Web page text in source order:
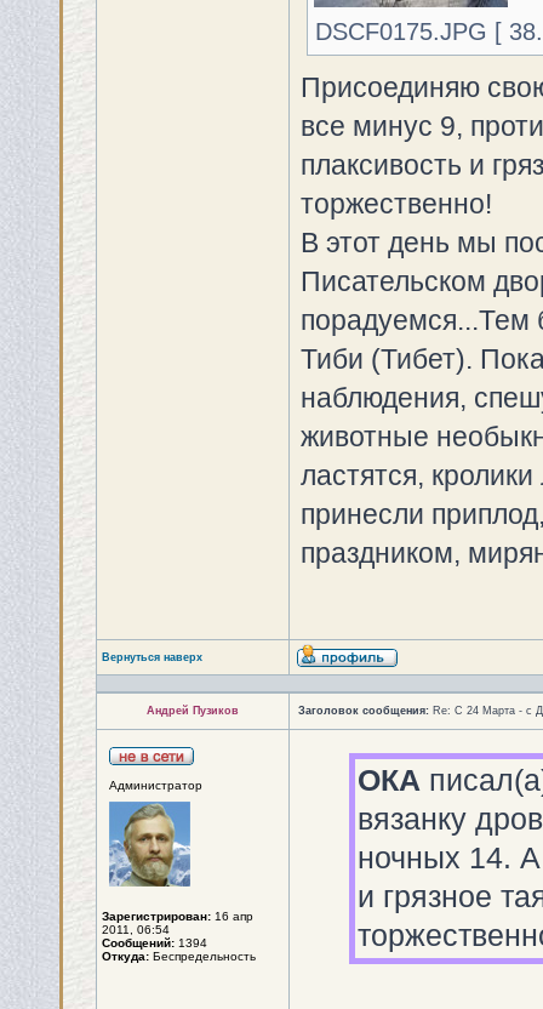
DSCF0175.JPG [
Присоединяю
все минус 9,
плаксивость и
торжественно!
В этот день мы
Писательском
порадуемся...Тем
Тиби (Тибет).
наблюдения,
животные
ластятся,
принесли
праздником,
Вернуться наверх
Андрей Пузиков Заголовок сообщения: Re: С 24 Марта - с
Администратор
Зарегистрирован: 16 апр
2011, 06:54
Сообщений: 1394
Откуда: Беспредельность
ОКА
вязанку
ночных 14.
и грязное